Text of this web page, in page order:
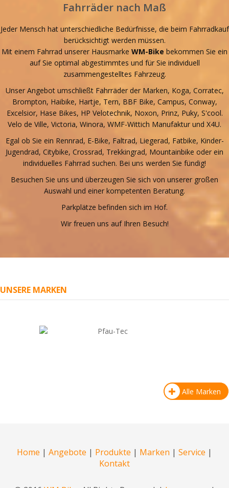
Fahrräder nach Maß
Jeder Mensch hat unterschiedliche Bedürfnisse, die beim Fahrradkauf
berücksichtigt werden müssen.
Mit einem Fahrrad unserer Hausmarke WM-Bike bekommen Sie ein
auf Sie optimal abgestimmtes und für Sie individuell
zusammengestelltes Fahrzeug.
Unser Angebot umschließt Fahrräder der Marken, Koga, Corratec,
Brompton, Haibike, Hartje, Tern, BBF Bike, Campus, Conway,
Excelsior, Hase Bikes, HP Velotechnik, Noxon, Prinz, Puky, S'cool.
Velo de Ville, Victoria, Winora, WMF-Wittich Manufaktur und X4U.
Egal ob Sie ein Rennrad, E-Bike, Faltrad, Liegerad, Fatbike, Kinder-
Jugendrad, Citybike, Crossrad, Trekkingrad, Mountainbike oder ein
individuelles Fahrrad suchen. Bei uns werden Sie fündig!
Besuchen Sie uns und überzeugen Sie sich von unserer großen
Auswahl und einer kompetenten Beratung.
Parkplätze befinden sich im Hof.
Wir freuen uns auf Ihren Besuch!
UNSERE MARKEN
Alle Marken
Home | Angebote | Produkte | Marken | Service |
Kontakt